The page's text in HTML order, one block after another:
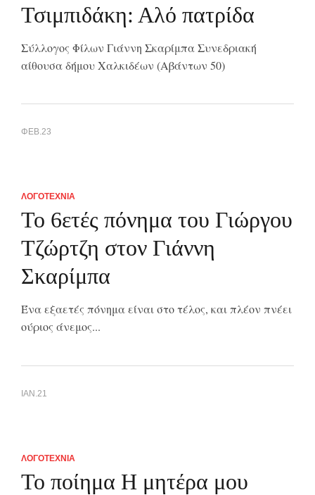
Τσιμπιδάκη: Αλό πατρίδα
Σύλλογος Φίλων Γιάννη Σκαρίμπα Συνεδριακή
αίθουσα δήμου Χαλκιδέων (Αβάντων 50)
ΦΕΒ.23
ΛΟΓΟΤΕΧΝΙΑ
Το 6ετές πόνημα του Γιώργου
Τζώρτζη στον Γιάννη
Σκαρίμπα
Ένα εξαετές πόνημα είναι στο τέλος, και πλέον πνέει
ούριος άνεμος...
ΙΑΝ.21
ΛΟΓΟΤΕΧΝΙΑ
Το ποίημα Η μητέρα μου